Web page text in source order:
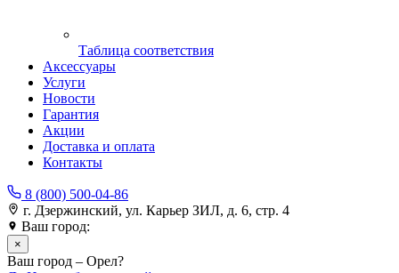
Таблица соответствия
Аксессуары
Услуги
Новости
Гарантия
Акции
Доставка и оплата
Контакты
8 (800) 500-04-86
г. Дзержинский, ул. Карьер ЗИЛ, д. 6, стр. 4
Ваш город:
×
Ваш город – Орел?